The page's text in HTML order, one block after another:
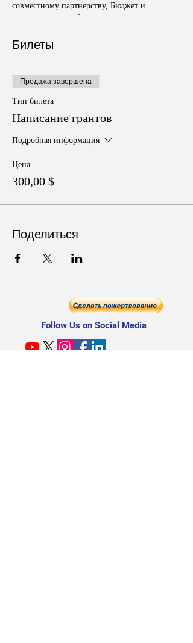
совместному партнерству, Бюджет и
готовность к устойчивому развитию; и
Grant, разработанная доктором Райтом.
Билеты
Продажа завершена
Тип билета
Написание грантов
Подробная информация
Цена
300,00 $
Поделиться
Follow Us on Social Media